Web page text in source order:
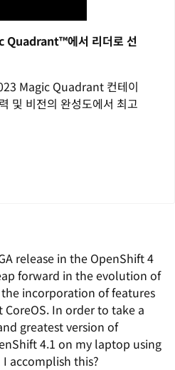
에서 리더로 선
Magic Quadrant 컨테이
및 비전의 완성도에서 최고
release in the OpenShift 4
forward in the evolution of
incorporation of features
In order to take a
greatest version of
4.1 on my laptop using
accomplish this?